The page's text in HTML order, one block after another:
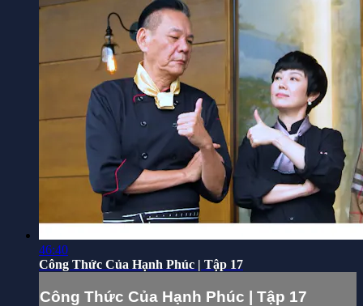
46:40
Công Thức Của Hạnh Phúc | Tập 17
Công Thức Của Hạnh Phúc | Tập 17